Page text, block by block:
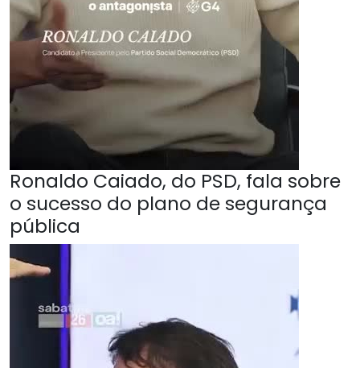
Ronaldo Caiado, do PSD, fala sobre
o sucesso do plano de segurança
pública